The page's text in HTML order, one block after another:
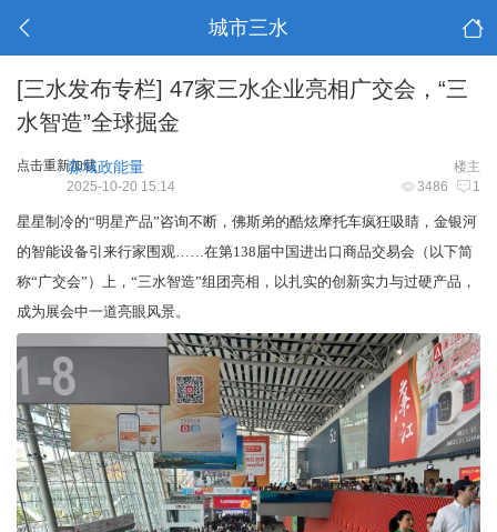
城市三水
[三水发布专栏] 47家三水企业亮相广交会，“三
水智造”全球掘金
点击重新加载 楼主
淼城政能量
3486 1
2025-10-20 15:14
星星制冷的“明星产品”咨询不断，佛斯弟的酷炫摩托车疯狂吸睛，金银河
的智能设备引来行家围观……在第138届中国进出口商品交易会（以下简
称“广交会”）上，“三水智造”组团亮相，以扎实的创新实力与过硬产品，
成为展会中一道亮眼风景。